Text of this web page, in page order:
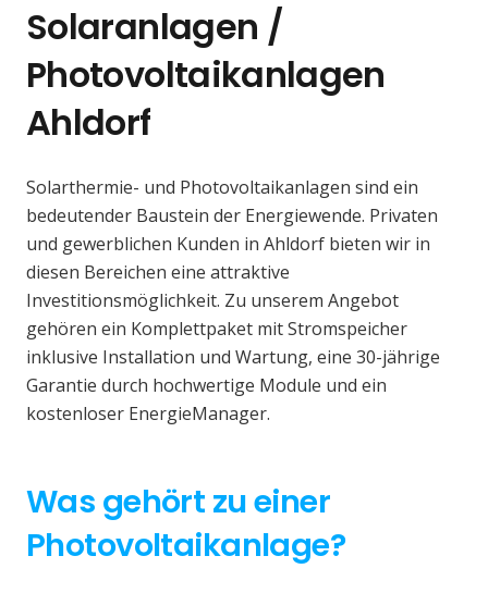
Solaranlagen /
Photovoltaikanlagen
Ahldorf
Solarthermie- und Photovoltaikanlagen sind ein
bedeutender Baustein der Energiewende. Privaten
und gewerblichen Kunden in Ahldorf bieten wir in
diesen Bereichen eine attraktive
Investitionsmöglichkeit. Zu unserem Angebot
gehören ein Komplettpaket mit Stromspeicher
inklusive Installation und Wartung, eine 30-jährige
Garantie durch hochwertige Module und ein
kostenloser EnergieManager.
Was gehört zu einer
Photovoltaikanlage?